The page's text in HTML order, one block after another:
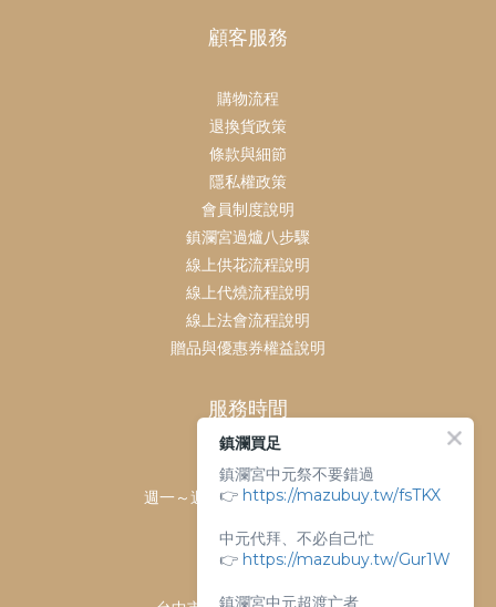
顧客服務
購物流程
退換貨政策
條款與細節
隱私權政策
會員制度說明
鎮瀾宮過爐八步驟
線上供花流程說明
線上代燒流程說明
線上法會流程說明
贈品與優惠券權益說明
服務時間
客服時間：
週一～週日 上午9點～下午6點
04-26763688
鎮瀾買足
鎮瀾宮中元祭不要錯過
👉 https://mazubuy.tw/fsTKX
中元代拜、不必自己忙
👉 https://mazubuy.tw/Gur1W
鎮瀾宮中元超渡亡者